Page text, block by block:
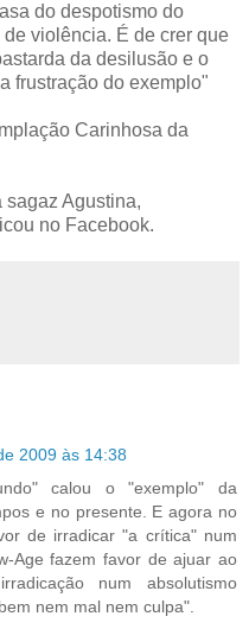
do despotismo do
violência. É de crer que
da desilusão e o
frustração do exemplo"
Carinhosa da
sagaz Agustina,
no Facebook.
2009 às 14:38
calou o "exemplo" da
e no presente. E agora no
de irradicar "a crítica" num
Age fazem favor de ajuar ao
num absolutismo
nem mal nem culpa".